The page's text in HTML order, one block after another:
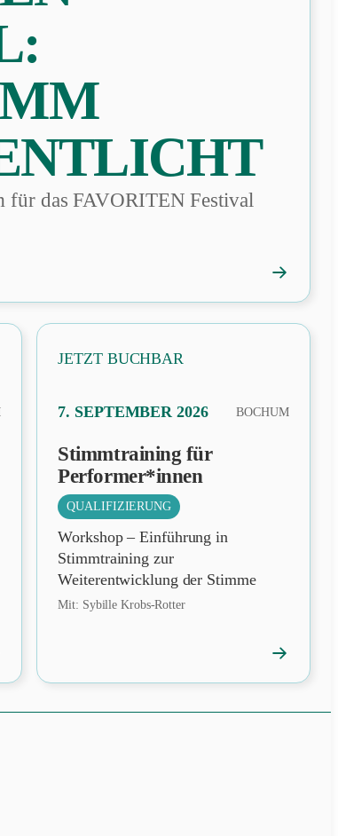
für das FAVORITEN Festival
Festival:
→
PRÄSENZ
JETZT BUCHBAR
7. SEPTEMBER 2026 BOCHUM
Stimmtraining für
Performer*innen
QUALIFIZIERUNG
Workshop – Einführung in
Stimmtraining zur
Weiterentwicklung der Stimme
Mit: Sybille Krobs-Rotter
öffnen
→